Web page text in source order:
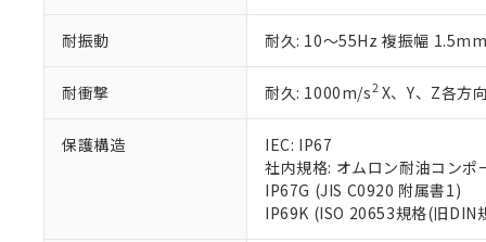
耐振動 耐久: 10～55Hz 複振幅
耐衝撃 耐久: 1000m/s2X、Y、Z各方
保護構造
IEC: IP67
社内規格: オムロン耐油コンポ
IP67G (JIS C0920 附属書1)
IP69K (ISO 20653規格(旧DIN
混在することから
既に当社にて対応